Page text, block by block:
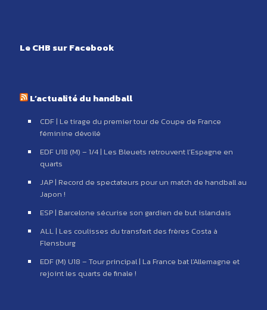
Le CHB sur Facebook
L’actualité du handball
CDF | Le tirage du premier tour de Coupe de France
féminine dévoilé
EDF U18 (M) – 1/4 | Les Bleuets retrouvent l’Espagne en
quarts
JAP | Record de spectateurs pour un match de handball au
Japon !
ESP | Barcelone sécurise son gardien de but islandais
ALL | Les coulisses du transfert des frères Costa à
Flensburg
EDF (M) U18 – Tour principal | La France bat l’Allemagne et
rejoint les quarts de finale !